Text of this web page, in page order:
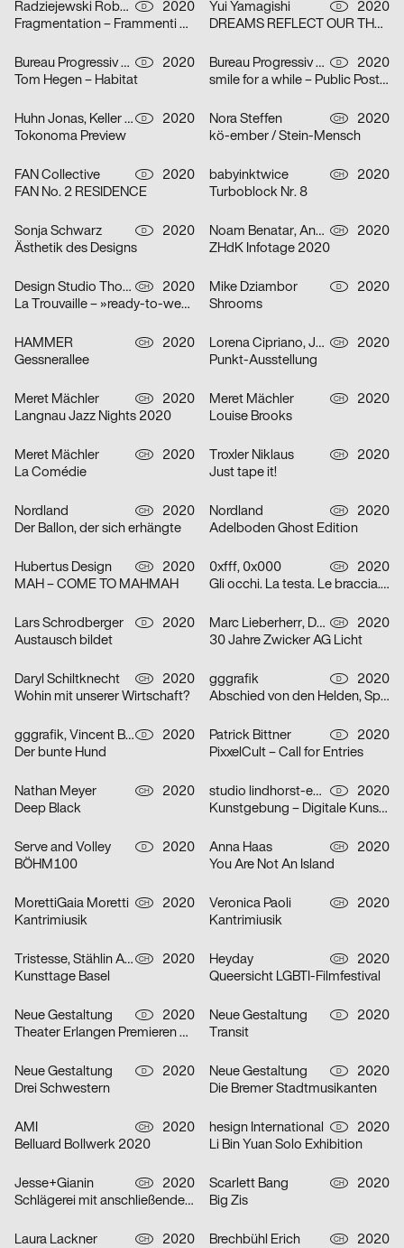
Radziejewski Robert D
2020
Fragmentation – Frammenti di Due
Yui Yamagishi D
2020
DREAMS REFLECT OUR THOUGHTS
Bureau Progressiv visuelle Kommunikation D
2020
Tom Hegen – Habitat
Bureau Progressiv visuelle Kommunikation D
2020
smile for a while – Public Poster Gallery Reloaded
Huhn Jonas, Keller Dominik D
2020
Tokonoma Preview
Nora Steffen CH
2020
kö-ember / Stein-Mensch
FAN Collective D
2020
FAN No. 2 RESIDENCE
babyinktwice CH
2020
Turboblock Nr. 8
Sonja Schwarz D
2020
Ästhetik des Designs
Noam Benatar, Anamaria Fernandez, Vilté Jurgutyté, Keller Samara CH
2020
ZHdK Infotage 2020
Design Studio Thom Pfister CH
2020
La Trouvaille – »ready-to-wear«
Mike Dziambor D
2020
Shrooms
HAMMER CH
2020
Gessnerallee
Lorena Cipriano, Julia Hoogkamer CH
2020
Punkt-Ausstellung
Meret Mächler CH
2020
Langnau Jazz Nights 2020
Meret Mächler CH
2020
Louise Brooks
Meret Mächler CH
2020
La Comédie
Troxler Niklaus CH
2020
Just tape it!
Nordland CH
2020
Der Ballon, der sich erhängte
Nordland CH
2020
Adelboden Ghost Edition
Hubertus Design CH
2020
MAH – COME TO MAHMAH
0xfff, 0x000 CH
2020
Gli occhi. La testa. Le braccia. Le mani. Il cuore. Grazie.
Lars Schrodberger D
2020
Austausch bildet
Marc Lieberherr, David Zwicker CH
2020
30 Jahre Zwicker AG Licht
Daryl Schiltknecht CH
2020
Wohin mit unserer Wirtschaft?
gggrafik D
2020
Abschied von den Helden, Spielzeit 19/20
gggrafik, Vincent Brod D
2020
Der bunte Hund
Patrick Bittner D
2020
PixxelCult – Call for Entries
Nathan Meyer CH
2020
Deep Black
studio lindhorst-emme D
2020
Kunstgebung – Digitale Kunstauktion
Serve and Volley D
2020
BÖHM100
Anna Haas CH
2020
You Are Not An Island
MorettiGaia Moretti CH
2020
Kantrimiusik
Veronica Paoli CH
2020
Kantrimiusik
Tristesse, Stählin Alena CH
2020
Kunsttage Basel
Heyday CH
2020
Queersicht LGBTI-Filmfestival
Neue Gestaltung D
2020
Theater Erlangen Premieren 20/21
Neue Gestaltung D
2020
Transit
Neue Gestaltung D
2020
Drei Schwestern
Neue Gestaltung D
2020
Die Bremer Stadtmusikanten
AMI CH
2020
Belluard Bollwerk 2020
hesign International D
2020
Li Bin Yuan Solo Exhibition
Jesse+Gianin CH
2020
Schlägerei mit anschließender Diskussion
Scarlett Bang CH
2020
Big Zis
Laura Lackner CH
2020
Brechbühl Erich CH
2020